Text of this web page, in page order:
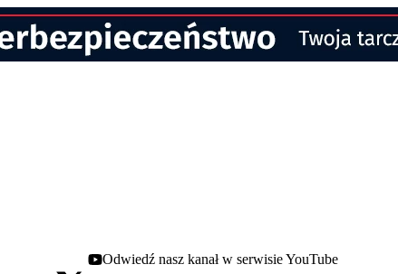
Youtube - otwiera się w nowej karcie
Odwiedź nasz kanał w serwisie YouTube